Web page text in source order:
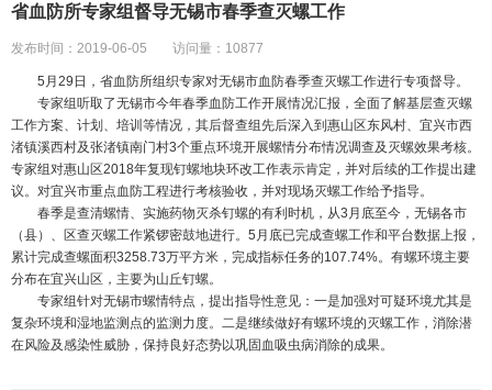
省血防所专家组督导无锡市春季查灭螺工作
发布时间：2019-06-05 访问量：10877
5月29日，省血防所组织专家对无锡市血防春季查灭螺工作进行专项督导。
专家组听取了无锡市今年春季血防工作开展情况汇报，全面了解基层查灭螺
工作方案、计划、培训等情况，其后督查组先后深入到惠山区东风村、宜兴市西
渚镇溪西村及张渚镇南门村3个重点环境开展螺情分布情况调查及灭螺效果考核。
专家组对惠山区2018年复现钉螺地块环改工作表示肯定，并对后续的工作提出建
议。对宜兴市重点血防工程进行考核验收，并对现场灭螺工作给予指导。
春季是查清螺情、实施药物灭杀钉螺的有利时机，从3月底至今，无锡各市
（县）、区查灭螺工作紧锣密鼓地进行。5月底已完成查螺工作和平台数据上报，
累计完成查螺面积3258.73万平方米，完成指标任务的107.74%。有螺环境主要
分布在宜兴山区，主要为山丘钉螺。
专家组针对无锡市螺情特点，提出指导性意见：一是加强对可疑环境尤其是
复杂环境和湿地监测点的监测力度。二是继续做好有螺环境的灭螺工作，消除潜
在风险及感染性威胁，保持良好态势以巩固血吸虫病消除的成果。